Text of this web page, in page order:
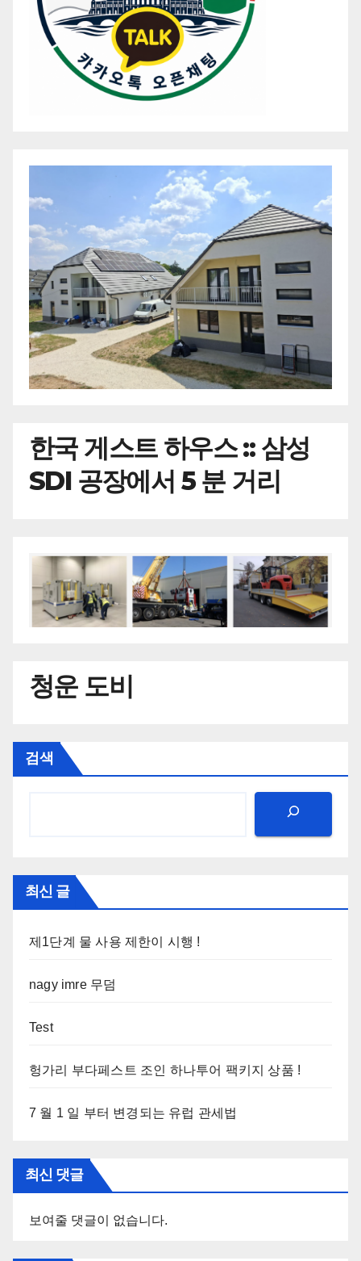
한국 게스트 하우스 :: 삼성
SDI 공장에서 5 분 거리
청운 도비
검색
최신 글
제1단계 물 사용 제한이 시행 !
nagy imre 무덤
Test
헝가리 부다페스트 조인 하나투어 팩키지 상품 !
7 월 1 일 부터 변경되는 유럽 관세법
최신 댓글
보여줄 댓글이 없습니다.